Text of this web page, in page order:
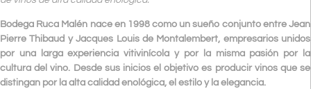
Bodega Ruca Malén nace en 1998 como un sueño conjunto entre Jean
Pierre Thibaud y Jacques Louis de Montalembert, empresarios unidos
por una larga experiencia vitivinícola y por la misma pasión por la
cultura del vino. Desde sus inicios el objetivo es producir vinos que se
distingan por la alta calidad enológica, el estilo y la elegancia.